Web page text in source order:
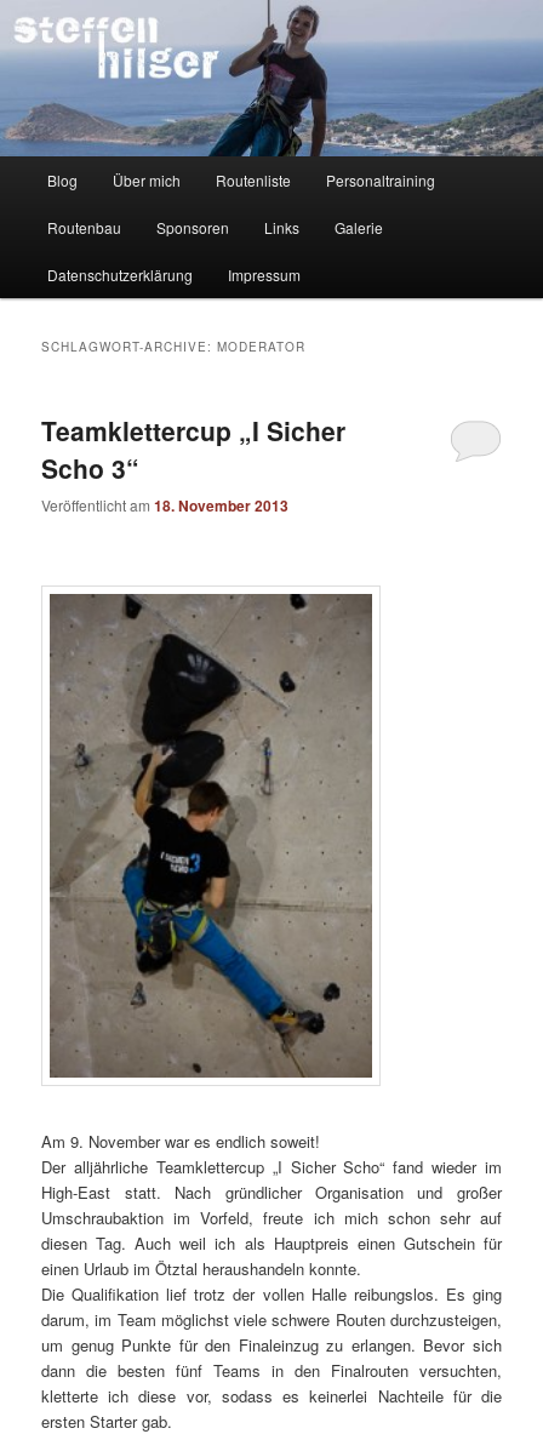
Zum
Inhalt
wechseln
Zum
sekundären
Inhalt
Steffen Hilger
Blog Über mich Routenliste Personaltraining
Routenbau Sponsoren Links Galerie
Datenschutzerklärung Impressum
SCHLAGWORT-ARCHIVE:MODERATOR
Teamklettercup „I Sicher
Scho 3“
Veröffentlicht am18. November 2013
Am 9. November war es endlich soweit!
Der alljährliche Teamklettercup „I Sicher Scho“ fand wieder im
High-East statt. Nach gründlicher Organisation und großer
Umschraubaktion im Vorfeld, freute ich mich schon sehr auf
diesen Tag. Auch weil ich als Hauptpreis einen Gutschein für
einen Urlaub im Ötztal heraushandeln konnte.
Die Qualifikation lief trotz der vollen Halle reibungslos. Es ging
darum, im Team möglichst viele schwere Routen durchzusteigen,
um genug Punkte für den Finaleinzug zu erlangen. Bevor sich
dann die besten fünf Teams in den Finalrouten versuchten,
kletterte ich diese vor, sodass es keinerlei Nachteile für die
ersten Starter gab.